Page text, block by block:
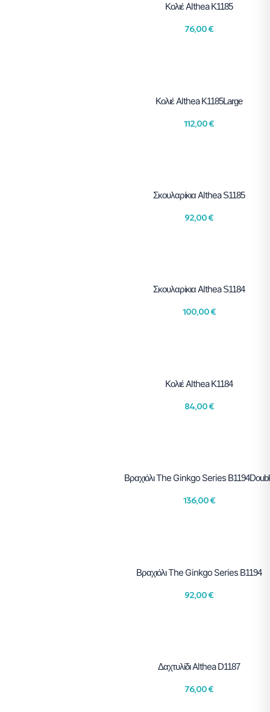
ΚολιέAltheaK1185
76,00€
ΚολιέAltheaK1185Large
112,00€
ΣκουλαρίκιαAltheaS1185
92,00€
ΣκουλαρίκιαAltheaS1184
100,00€
ΚολιέAltheaK1184
84,00€
ΒραχιόλιThe Ginkgo Series
136,00€
ΒραχιόλιThe Ginkgo Series B1194
92,00€
ΔαχτυλίδιAltheaD1187
76,00€